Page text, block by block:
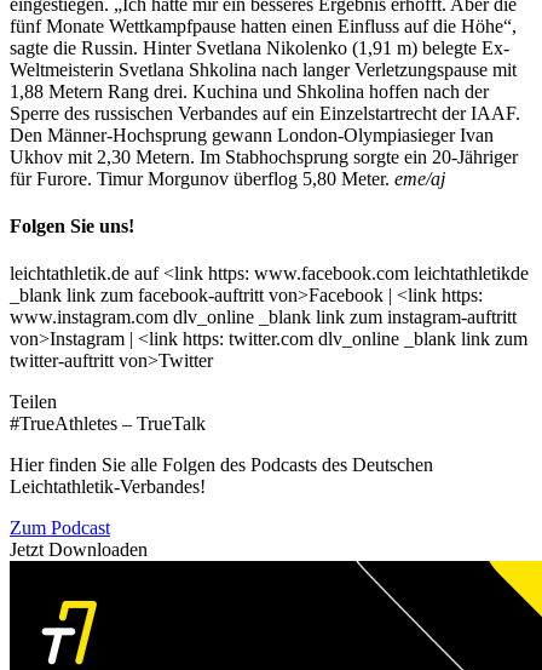
fünf Monate Wettkampfpause hatten einen Einfluss auf die Höhe“,
sagte die Russin. Hinter Svetlana Nikolenko (1,91 m) belegte Ex-
Weltmeisterin Svetlana Shkolina nach langer Verletzungspause mit
1,88 Metern Rang drei. Kuchina und Shkolina hoffen nach der
Sperre des russischen Verbandes auf ein Einzelstartrecht der IAAF.
Den Männer-Hochsprung gewann London-Olympiasieger Ivan
Ukhov mit 2,30 Metern. Im Stabhochsprung sorgte ein 20-Jähriger
für Furore. Timur Morgunov überflog 5,80 Meter. eme/aj
Folgen Sie uns!
leichtathletik.de auf <link https: www.facebook.com leichtathletikde
_blank link zum facebook-auftritt von>Facebook | <link https:
www.instagram.com dlv_online _blank link zum instagram-auftritt
von>Instagram | <link https: twitter.com dlv_online _blank link zum
twitter-auftritt von>Twitter
Teilen
#TrueAthletes – TrueTalk
Hier finden Sie alle Folgen des Podcasts des Deutschen
Leichtathletik-Verbandes!
Zum Podcast
Jetzt Downloaden